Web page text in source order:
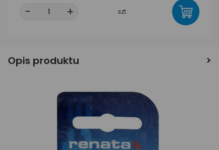
- + szt.
Opis produktu